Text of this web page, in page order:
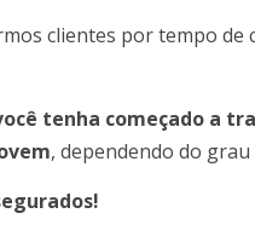
clientes por tempo de
tenha começado a
, dependendo do grau